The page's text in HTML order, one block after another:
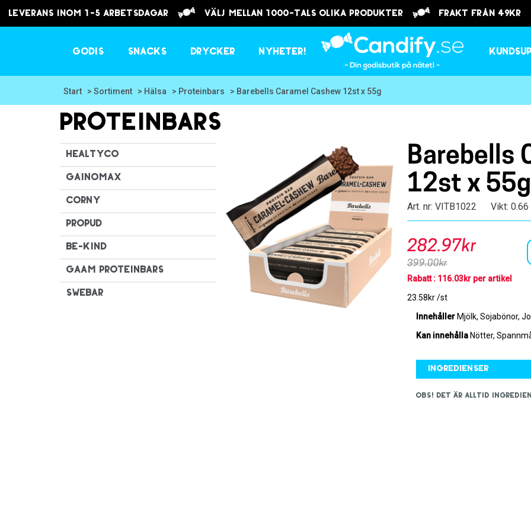
Leverans inom 1-5 arbetsdagar välj mellan 1000-tals olika produkter frakt från 49kr
Godis Snacks Drycker Nyheter!
Start > Sortiment > Hälsa > Proteinbars > Barebells Caramel Cashew 12st x 55g
Proteinbars
HealtyCo
Gainomax
Corny
ProPud
Be-Kind
GAAM Proteinbars
Swebar
Barebells
12st x 55g
Art. nr: VITB1022 Vikt: 0.66
282.97kr
399.00kr
Rabatt : 116.03kr per artikel
23.58kr /st
InnehållerMjölk, Sojabönor,
Kan innehållaNötter,
Ingredienser
OBS! Det är alltid